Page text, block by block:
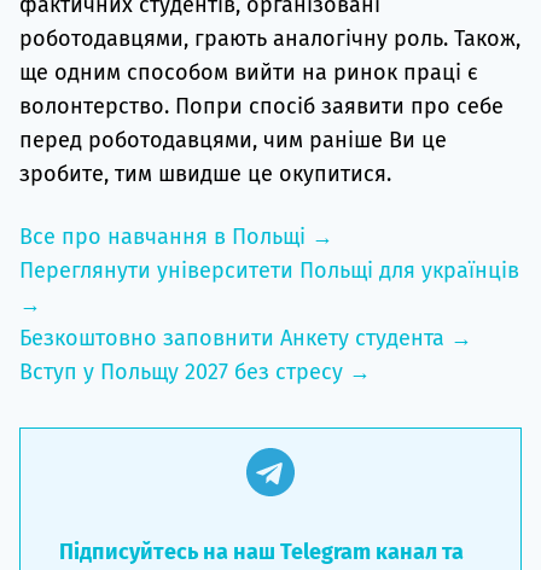
роботодавцями, грають аналогічну роль. Також,
ще одним способом вийти на ринок праці є
волонтерство. Попри спосіб заявити про себе
перед роботодавцями, чим раніше Ви це
зробите, тим швидше це окупитися.
Все про навчання в Польщі →
Переглянути університети Польщі для українців
→
Безкоштовно заповнити Анкету студента →
Вступ у Польщу 2027 без стресу →
Підписуйтесь на наш Telegram канал та